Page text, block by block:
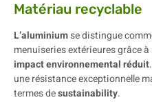
Matériau recyclable
L’aluminiumse distingue
menuiseries extérieures grâce à
impact environnemental réduit
une résistance exceptionnelle
termes desustainability.